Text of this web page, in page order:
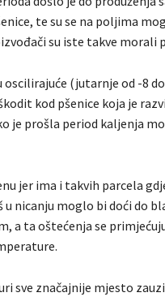
te su se na poljima
su iste takve morali
(jutarnje od -8 do
kod pšenice koja je
je prošla period kaljenja
jer ima i takvih parcela
nicanju moglo bi doći do
a ta oštećenja se
sve značajnije mjesto